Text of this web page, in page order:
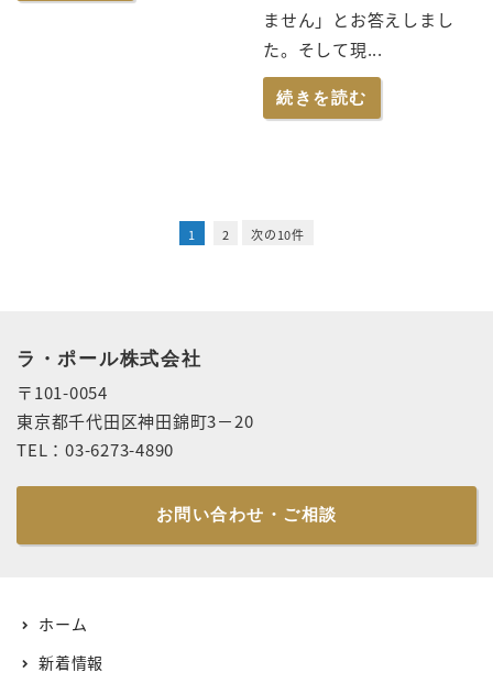
ません」とお答えしまし
た。そして現...
続きを読む
1 2 次の10件
ラ・ポール株式会社
〒101-0054
東京都千代田区神田錦町3－20
TEL：03-6273-4890
お問い合わせ・ご相談
ホーム
新着情報